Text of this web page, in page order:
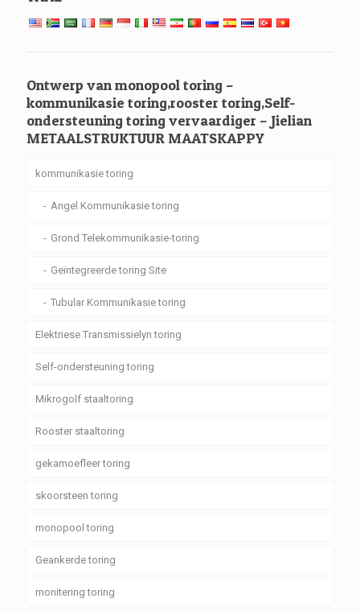
Ontwerp van monopool toring –
kommunikasie toring,rooster toring,Self-
ondersteuning toring vervaardiger – Jielian
METAALSTRUKTUUR MAATSKAPPY
kommunikasie toring
Angel Kommunikasie toring
Grond Telekommunikasie-toring
Geïntegreerde toring Site
Tubular Kommunikasie toring
Elektriese Transmissielyn toring
Self-ondersteuning toring
Mikrogolf staaltoring
Rooster staaltoring
gekamoefleer toring
skoorsteen toring
monopool toring
Geankerde toring
monitering toring